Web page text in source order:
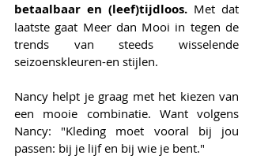
betaalbaar en (leef)tijdloos. Met dat
laatste gaat Meer dan Mooi in tegen de
trends van steeds wisselende
seizoenskleuren-en stijlen.
Nancy helpt je graag met het kiezen van
een mooie combinatie. Want volgens
Nancy: "Kleding moet vooral bij jou
passen: bij je lijf en bij wie je bent."